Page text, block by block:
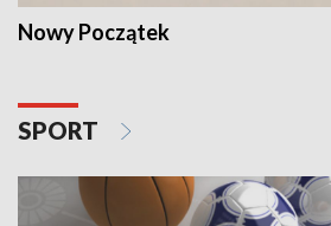
Nowy Początek
SPORT